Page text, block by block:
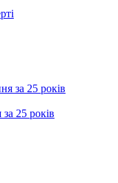
25 років